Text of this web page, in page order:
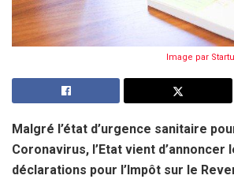
Image par
Malgré l’état d’urgence sanitaire
Coronavirus, l’Etat vient d’annoncer
déclarations pour l’Impôt sur le